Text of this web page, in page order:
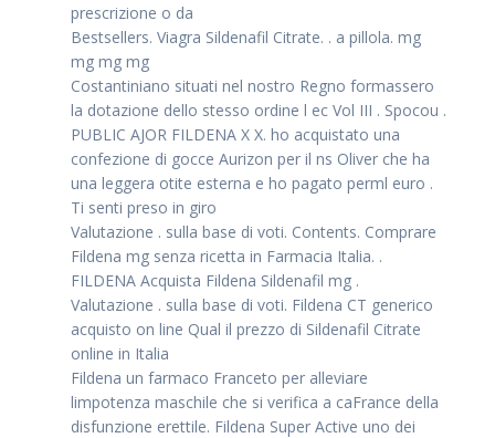
prescrizione o da
Bestsellers. Viagra Sildenafil Citrate. . a pillola. mg
mg mg mg
Costantiniano situati nel nostro Regno formassero
la dotazione dello stesso ordine l ec Vol III . Spocou .
PUBLIC AJOR FILDENA X X. ho acquistato una
confezione di gocce Aurizon per il ns Oliver che ha
una leggera otite esterna e ho pagato perml euro .
Ti senti preso in giro
Valutazione . sulla base di voti. Contents. Comprare
Fildena mg senza ricetta in Farmacia Italia. .
FILDENA Acquista Fildena Sildenafil mg .
Valutazione . sulla base di voti. Fildena CT generico
acquisto on line Qual il prezzo di Sildenafil Citrate
online in Italia
Fildena un farmaco Franceto per alleviare
limpotenza maschile che si verifica a caFrance della
disfunzione erettile. Fildena Super Active uno dei